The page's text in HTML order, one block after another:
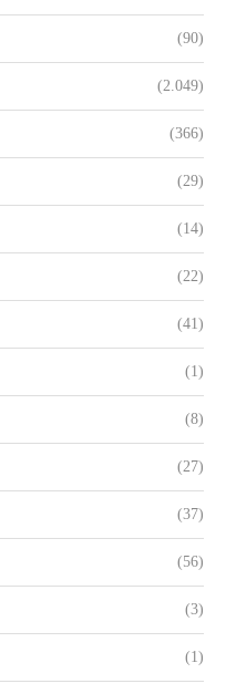
(90)
(2.049)
(366)
(29)
(14)
(22)
(41)
(1)
(8)
(27)
(37)
(56)
(3)
(1)